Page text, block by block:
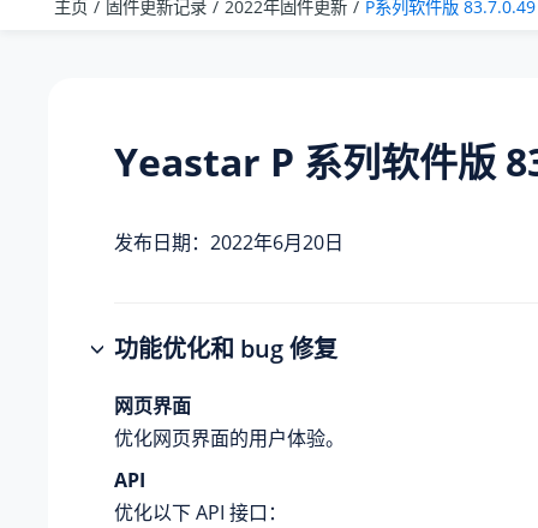
主页 固件更新记录 2022年固件更新 P系列软件版 83.7.0.49
Yeastar P 系列软件版
发布日期：2022年6月20日
功能优化和 bug 修复
网页界面
优化网页界面的用户体验。
API
优化以下 API 接口：